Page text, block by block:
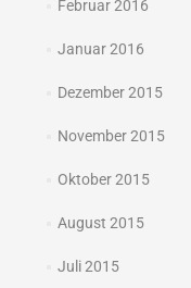
Februar 2016
Januar 2016
Dezember 2015
November 2015
Oktober 2015
August 2015
Juli 2015